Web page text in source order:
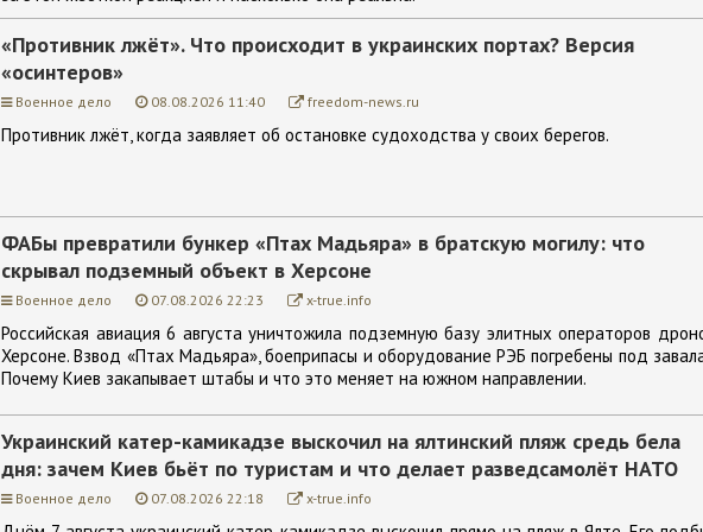
«Противник лжёт». Что происходит в украинских портах? Версия
«осинтеров»
Военное дело 08.08.2026 11:40 freedom-news.ru
Противник лжёт, когда заявляет об остановке судоходства у своих берегов.
ФАБы превратили бункер «Птах Мадьяра» в братскую могилу: что
скрывал подземный объект в Херсоне
Военное дело 07.08.2026 22:23 x-true.info
Российская авиация 6 августа уничтожила подземную базу элитных операторов
Херсоне. Взвод «Птах Мадьяра», боеприпасы и оборудование РЭБ погребены под
Почему Киев закапывает штабы и что это меняет на южном направлении.
Украинский катер-камикадзе выскочил на ялтинский пляж средь бела
дня: зачем Киев бьёт по туристам и что делает разведсамолёт НАТО
Военное дело 07.08.2026 22:18 x-true.info